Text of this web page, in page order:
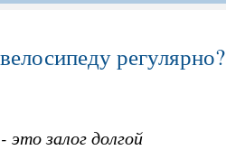
регулярно?
это залог долгой